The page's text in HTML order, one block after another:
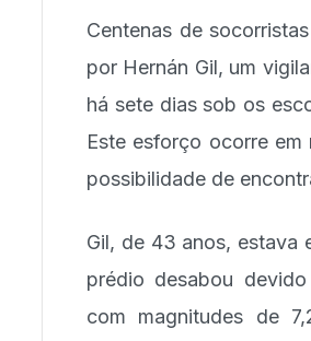
Centenas de
por Hernán Gil, um
há sete dias sob os
Este esforço ocorre
possibilidade de
Gil, de 43 anos, estava
prédio desabou
com magnitudes de